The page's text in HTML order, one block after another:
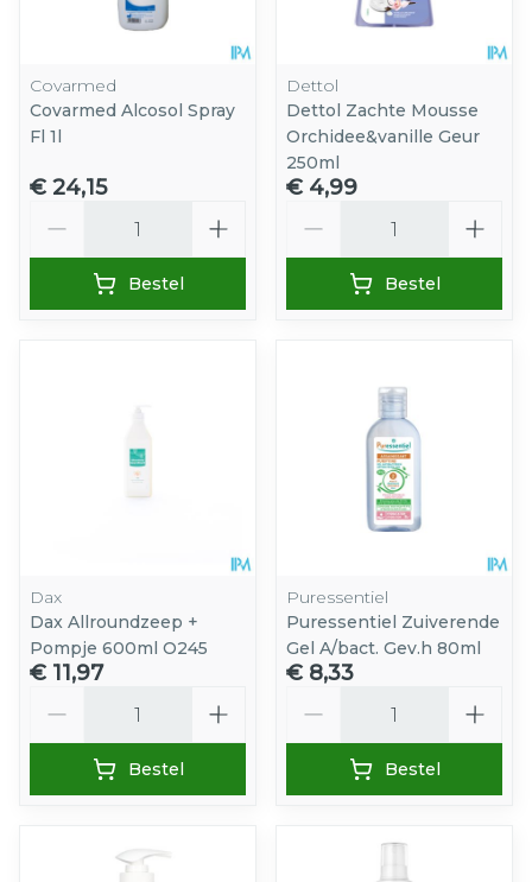
Covarmed
Covarmed Alcosol Spray
Fl 1l
€ 24,15
Bestel
Dettol
Dettol Zachte Mousse
Orchidee&vanille Geur
250ml
€ 4,99
Bestel
Dax
Dax Allroundzeep +
Pompje 600ml O245
€ 11,97
Bestel
Puressentiel
Puressentiel Zuiverende
Gel A/bact. Gev.h 80ml
€ 8,33
Bestel